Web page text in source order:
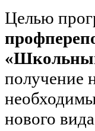
Целью
получение
нового